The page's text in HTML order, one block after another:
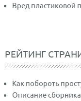
Вред пластиковой
РЕЙТИНГ
Как побороть
Описание